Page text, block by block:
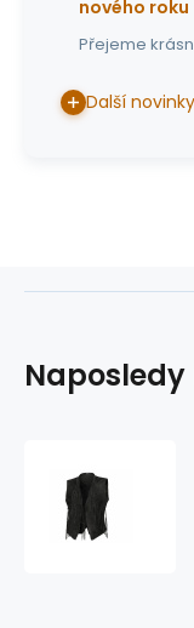
nového roku
Přejeme
Další novinky